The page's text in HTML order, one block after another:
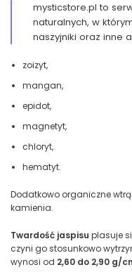
mysticstore.pl to
naturalnych, w
naszyjniki oraz inne
zoizyt,
mangan,
epidot,
magnetyt,
chloryt,
hematyt.
Dodatkowo organiczne
kamienia.
Twardość jaspisu plasuje
czyni go stosunkowo
wynosi od 2,60 do 2,90 g/